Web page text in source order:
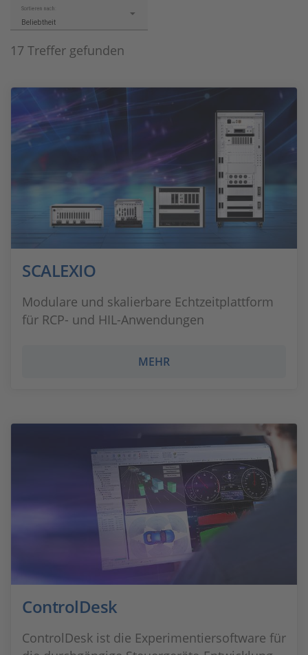
17 Treffer gefunden
Sortieren nach:
Beliebtheit
SCALEXIO
Modulare und skalierbare Echtzeitplattform
für RCP- und HIL-Anwendungen
MEHR
ControlDesk
ControlDesk ist die Experimentiersoftware für